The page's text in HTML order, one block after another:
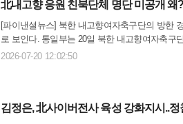
北내고향 응원 친북단체 명단 미공개 왜
[파이낸셜뉴스] 북한 내고향여자축구단의 방한
로 보인다. 통일부는 20일 북한 내고향여자축구
다. 하지만 통일부는 이같은 정부 예산 지원을
2026-07-20 12:02:50
김정은, 北사이버전사 육성 강화지시..